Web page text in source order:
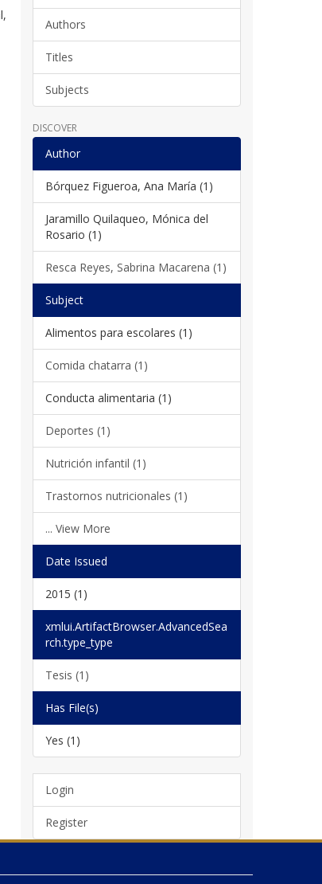
Authors
Titles
Subjects
DISCOVER
Author
Bórquez Figueroa, Ana María (1)
Jaramillo Quilaqueo, Mónica del
Rosario (1)
Resca Reyes, Sabrina Macarena (1)
Subject
Alimentos para escolares (1)
Comida chatarra (1)
Conducta alimentaria (1)
Deportes (1)
Nutrición infantil (1)
Trastornos nutricionales (1)
... View More
Date Issued
2015 (1)
xmlui.ArtifactBrowser.AdvancedSea
rch.type_type
Tesis (1)
Has File(s)
Yes (1)
Login
Register